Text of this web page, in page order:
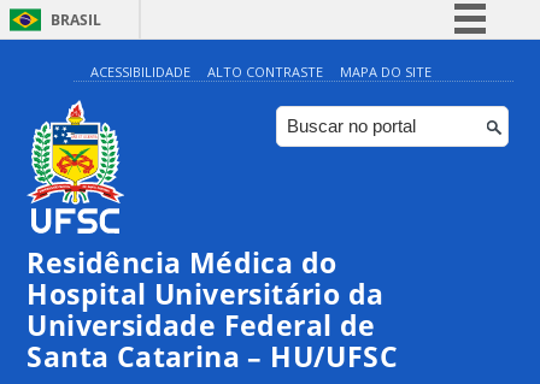
BRASIL
Simplifique!
Comunica BR
Participe
ACESSIBILIDADE ALTO CONTRASTE MAPA DO SITE
Residência Médica do
Hospital Universitário da
Universidade Federal de
Santa Catarina – HU/UFSC